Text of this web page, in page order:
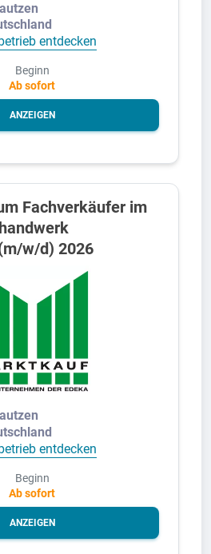
entdecken
Beginn
Ab sofort
ANZEIGEN
Fachverkäufer im
w/d) 2026
entdecken
Beginn
Ab sofort
ANZEIGEN